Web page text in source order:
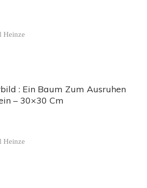
Heinze
: Ein Baum Zum Ausruhen
– 30×30 Cm
Heinze